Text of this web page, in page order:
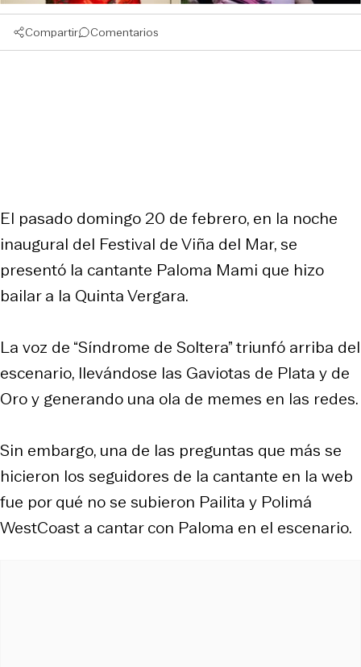
Compartir Comentarios
El pasado domingo 20 de febrero, en la noche
inaugural del Festival de Viña del Mar, se
presentó la cantante Paloma Mami que hizo
bailar a la Quinta Vergara.
La voz de “Síndrome de Soltera” triunfó arriba del
escenario, llevándose las Gaviotas de Plata y de
Oro y generando una ola de memes en las redes.
Sin embargo, una de las preguntas que más se
hicieron los seguidores de la cantante en la web
fue por qué no se subieron Pailita y Polimá
WestCoast a cantar con Paloma en el escenario.